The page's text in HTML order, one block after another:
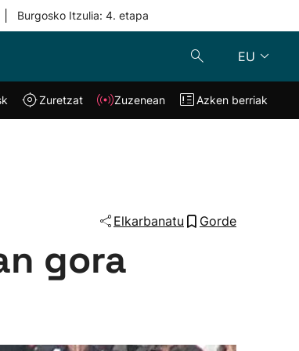
Burgosko Itzulia: 4. etapa
EU
Klisk Zuzenean
Zuretzat Zuzenean Azken berriak
Elkarbanatu Gorde
gora